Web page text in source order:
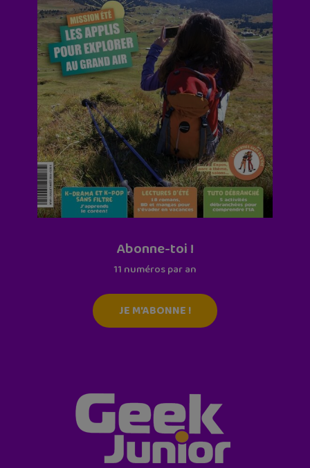
Abonne-toi !
11 numéros par an
JE M'ABONNE !